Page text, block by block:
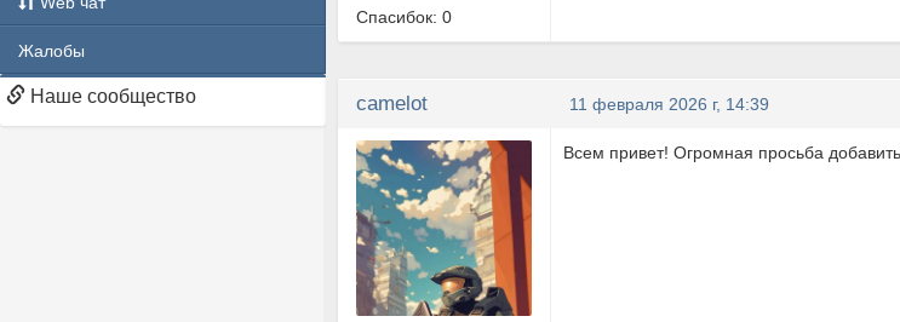
Жалобы
Наше сообщество
Спасибок: 0
camelot 11 февраля 2026 г, 14:39
Всем привет! Огромная просьба